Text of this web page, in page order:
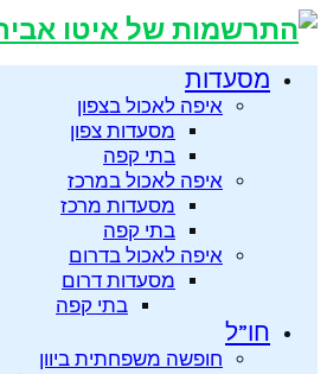
מסעדות
איפה לאכול בצפון
מסעדות צפון
בתי קפה
איפה לאכול במרכז
מסעדות מרכז
בתי קפה
איפה לאכול בדרום
מסעדות דרום
בתי קפה
חו”ל
חופשה משפחתית ביוון